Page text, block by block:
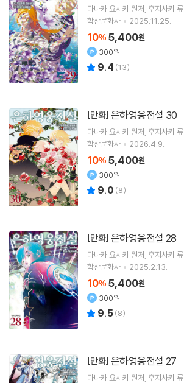
다나카 요시키 원저 후지사키 류
학산문화사
2025.11.25.
10% 5,400원
300원
9.4 (13)
[만화] 은하영웅전설 30
다나카 요시키 원저 후지사키 류
학산문화사
2026.4.9.
10% 5,400원
300원
9.0 (8)
[만화] 은하영웅전설 28
다나카 요시키 원저 후지사키 류
학산문화사
2025.2.13.
10% 5,400원
300원
9.5(8)
[만화] 은하영웅전설 27
다나카 요시키 원저 후지사키 류